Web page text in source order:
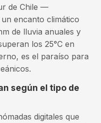
de Chile —
encanto climático
de lluvia anuales y
los 25°C en
es el paraíso para
según el tipo de
digitales que